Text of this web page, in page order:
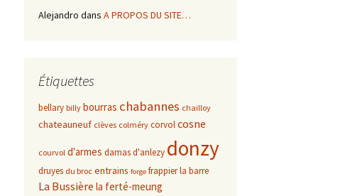
Alejandro dans A PROPOS DU SITE…
Étiquettes
bellary billy bourras chabannes chailloy
chateauneuf clèves colméry corvolcosne
courvol d'armes damas d'anlezy donzy
druyes du broc entrains forge frappierla barre
La Bussière la ferté-meung